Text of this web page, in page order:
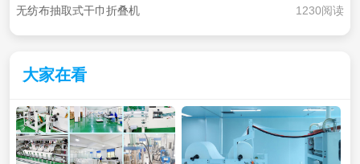
无纺布抽取式干巾折叠机 1230阅读
大家在看